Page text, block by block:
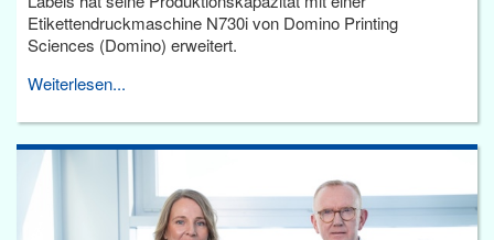
Etikettendruckmaschine N730i von Domino Printing
Sciences (Domino) erweitert.
Weiterlesen...